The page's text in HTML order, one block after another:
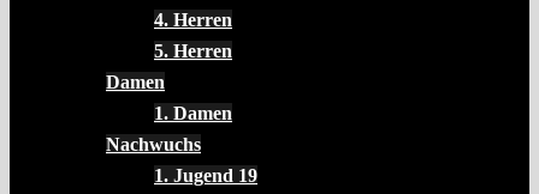
4. Herren
5. Herren
Damen
1. Damen
Nachwuchs
1. Jugend 19